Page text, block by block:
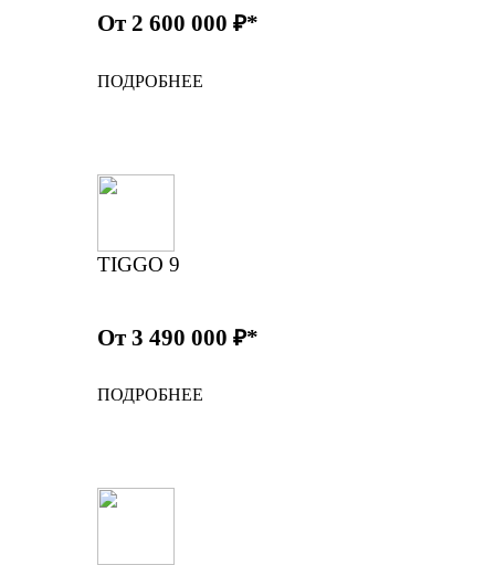
От 2 600 000 ₽*
ПОДРОБНЕЕ
TIGGO 9
От 3 490 000 ₽*
ПОДРОБНЕЕ